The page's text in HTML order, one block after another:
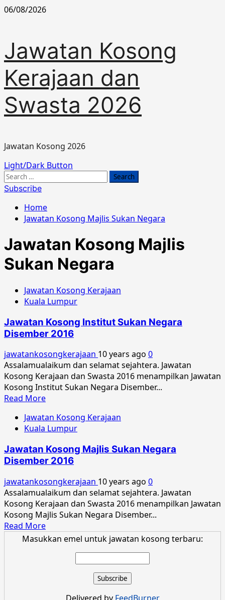
Skip
06/08/2026
Jawatan Kosong
Kerajaan dan
Swasta 2026
Jawatan Kosong 2026
Primary
Menu
Light/Dark Button
Search
for:
Subscribe
Home
Jawatan Kosong Majlis Sukan Negara
Jawatan Kosong Majlis
Sukan Negara
Jawatan Kosong Kerajaan
Kuala Lumpur
Jawatan Kosong Institut Sukan Negara
Disember 2016
jawatankosongkerajaan 10 years ago 0
Assalamualaikum dan selamat sejahtera. Jawatan
Kosong Kerajaan dan Swasta 2016 menampilkan Jawatan
Kosong Institut Sukan Negara Disember...
Read MoreRead
about
Jawatan
Institut
Sukan
Disember
2016
Jawatan Kosong Kerajaan
Kuala Lumpur
Jawatan Kosong Majlis Sukan Negara
Disember 2016
jawatankosongkerajaan 10 years ago 0
Assalamualaikum dan selamat sejahtera. Jawatan
Kosong Kerajaan dan Swasta 2016 menampilkan Jawatan
Kosong Majlis Sukan Negara Disember...
Read MoreRead
more
Masukkan emel untuk jawatan kosong terbaru: